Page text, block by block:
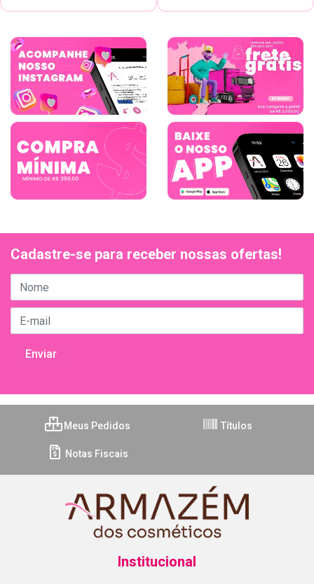
Cadastre-se para receber nossas ofertas!
Meus Pedidos Títulos
Notas Fiscais
Institucional